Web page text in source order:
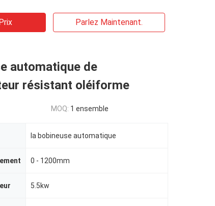
Parlez Maintenant.
automatique de
résistant oléiforme
MOQ: 1 ensemble
la bobineuse automatique
0 - 1200mm
5.5kw